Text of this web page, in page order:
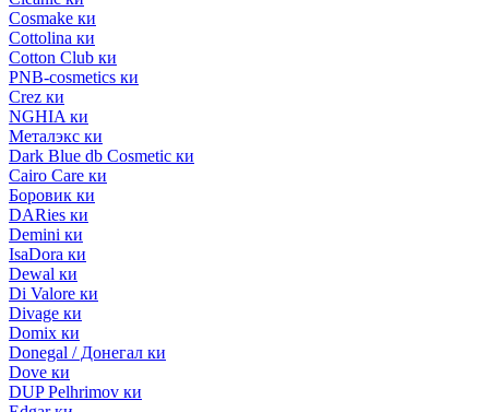
Cosmake ки
Cottolina ки
Cotton Club ки
PNB-cosmetics ки
Crez ки
NGHIA ки
Металэкс ки
Dark Blue db Cosmetic ки
Cairo Care ки
Боровик ки
DARies ки
Demini ки
IsaDora ки
Dewal ки
Di Valore ки
Divage ки
Domix ки
Donegal / Донегал ки
Dove ки
DUP Pelhrimov ки